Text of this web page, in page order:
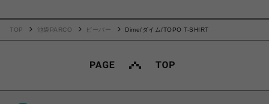
TOP 池袋PARCO ビーバー Dime/ダイム/TOPO T-SHIRT